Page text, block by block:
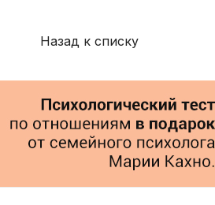
Назад к списку